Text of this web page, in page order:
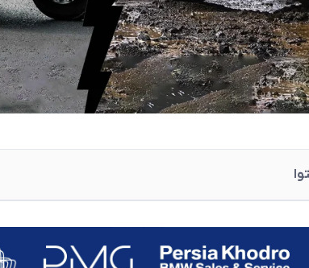
آفرودر در برابر پیکاپ کاری
حرکتی در شرایط سخت